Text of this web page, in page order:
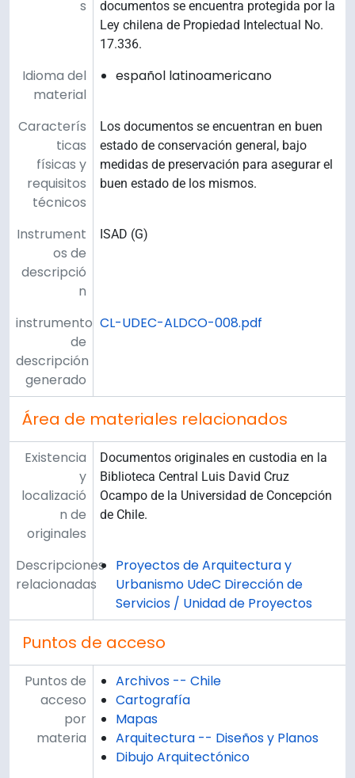
s
documentos se encuentra protegida por la
Ley chilena de Propiedad Intelectual No.
17.336.
Idioma del
material
español latinoamericano
Caracterís
ticas
físicas y
requisitos
técnicos
Los documentos se encuentran en buen
estado de conservación general, bajo
medidas de preservación para asegurar el
buen estado de los mismos.
Instrument
os de
descripció
n
ISAD (G)
instrumento
de
descripción
generado
CL-UDEC-ALDCO-008.pdf
Área de materiales relacionados
Existencia
y
localizació
n de
originales
Documentos originales en custodia en la
Biblioteca Central Luis David Cruz
Ocampo de la Universidad de Concepción
de Chile.
Descripciones
relacionadas
Proyectos de Arquitectura y
Urbanismo UdeC Dirección de
Servicios / Unidad de Proyectos
Puntos de acceso
Puntos de
acceso
por
materia
Archivos -- Chile
Cartografía
Mapas
Arquitectura -- Diseños y Planos
Dibujo Arquitectónico